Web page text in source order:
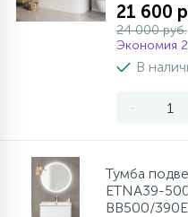
21 600
24 000 руб.
Экономия
В
-
Тумба
ETNA39-
BB500/